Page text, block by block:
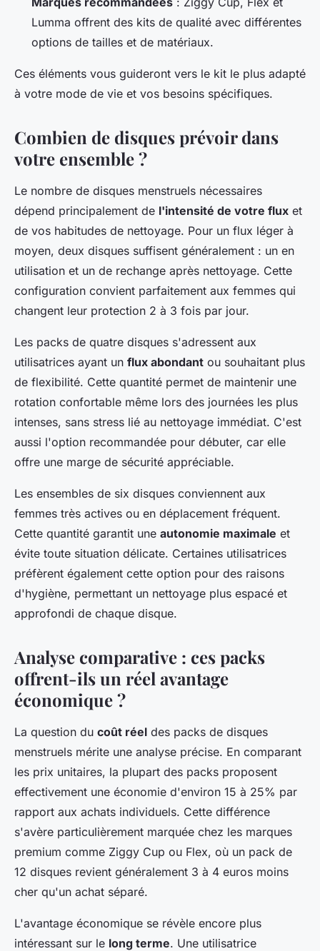
Lumma offrent des kits de qualité avec différentes
options de tailles et de matériaux.
Ces éléments vous guideront vers le kit le plus adapté
à votre mode de vie et vos besoins spécifiques.
Combien de disques prévoir dans
votre ensemble ?
Le nombre de disques menstruels nécessaires
dépend principalement de l'intensité de votre flux et
de vos habitudes de nettoyage. Pour un flux léger à
moyen, deux disques suffisent généralement : un en
utilisation et un de rechange après nettoyage. Cette
configuration convient parfaitement aux femmes qui
changent leur protection 2 à 3 fois par jour.
Les packs de quatre disques s'adressent aux
utilisatrices ayant un flux abondant ou souhaitant plus
de flexibilité. Cette quantité permet de maintenir une
rotation confortable même lors des journées les plus
intenses, sans stress lié au nettoyage immédiat. C'est
aussi l'option recommandée pour débuter, car elle
offre une marge de sécurité appréciable.
Les ensembles de six disques conviennent aux
femmes très actives ou en déplacement fréquent.
Cette quantité garantit une autonomie maximale et
évite toute situation délicate. Certaines utilisatrices
préfèrent également cette option pour des raisons
d'hygiène, permettant un nettoyage plus espacé et
approfondi de chaque disque.
Analyse comparative : ces packs
offrent-ils un réel avantage
économique ?
La question du coût réel des packs de disques
menstruels mérite une analyse précise. En comparant
les prix unitaires, la plupart des packs proposent
effectivement une économie d'environ 15 à 25% par
rapport aux achats individuels. Cette différence
s'avère particulièrement marquée chez les marques
premium comme Ziggy Cup ou Flex, où un pack de
12 disques revient généralement 3 à 4 euros moins
cher qu'un achat séparé.
L'avantage économique se révèle encore plus
intéressant sur le long terme. Une utilisatrice